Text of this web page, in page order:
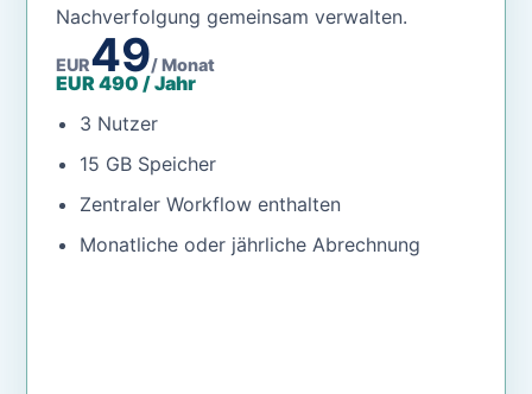
Nachverfolgung gemeinsam verwalten.
EUR49/ Monat
EUR 490 / Jahr
3 Nutzer
15 GB Speicher
Zentraler Workflow enthalten
Monatliche oder jährliche Abrechnung